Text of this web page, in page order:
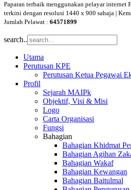
Paparan terbaik menggunakan pelayar internet
terkini dengan resolusi 1440 x 900 sahaja |
Jumlah Pelawat : 64571899
search..
Utama
Perutusan KPE
Perutusan Ketua Pegawai
Profil
Sejarah MAIPk
Objektif, Visi & Misi
Logo
Carta Organisasi
Fungsi
Bahagian
Bahagian Khidmat
Bahagian Agihan
Bahagian Wakaf
Bahagian Kewangan
Bahagian Baitulmal